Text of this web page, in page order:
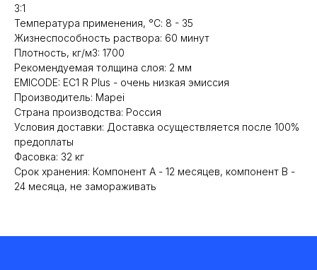
3:1
Температура применения, °С: 8 - 35
Жизнеспособность раствора: 60 минут
Плотность, кг/м3: 1700
Рекомендуемая толщина слоя: 2 мм
EMICODE: EC1 R Plus - очень низкая эмиссия
Производитель: Mapei
Cтрана производства: Россия
Условия доставки: Доставка осуществляется после 100%
предоплаты
Фасовка: 32 кг
Срок хранения: Компонент А - 12 месяцев, компонент В -
24 месяца, не замораживать